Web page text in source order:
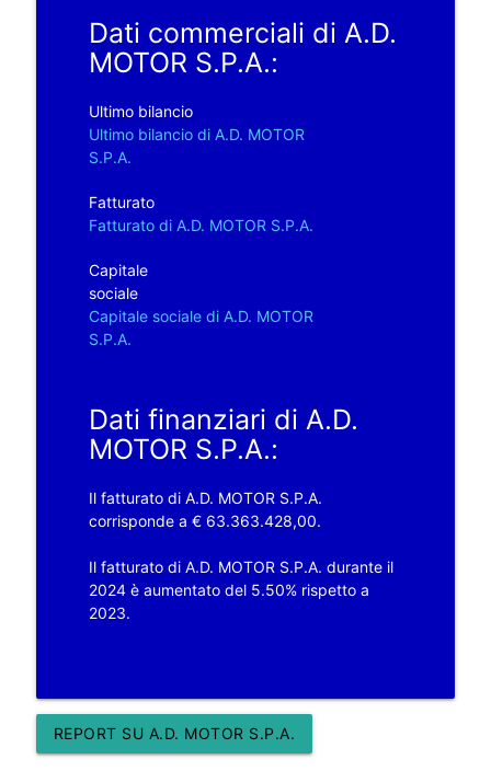
Dati commerciali di A.D.
MOTOR S.P.A.:
Ultimo bilancio
Ultimo bilancio di A.D. MOTOR
S.P.A.
Fatturato
Fatturato di A.D. MOTOR S.P.A.
Capitale
sociale
Capitale sociale di A.D. MOTOR
S.P.A.
Dati finanziari di A.D.
MOTOR S.P.A.:
Il fatturato di A.D. MOTOR S.P.A.
corrisponde a € 63.363.428,00.
Il fatturato di A.D. MOTOR S.P.A. durante il
2024 è aumentato del 5.50% rispetto a
2023.
REPORT SU A.D. MOTOR S.P.A.